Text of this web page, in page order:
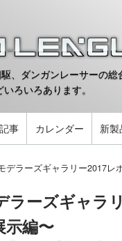
、ダンガンレーサーの
ろいろあります。
事 カレンダー 新製
デラーズギャラリー2017レ
ラーズギャラ
示編〜